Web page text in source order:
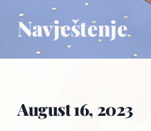
Navještenje
August 16, 2023